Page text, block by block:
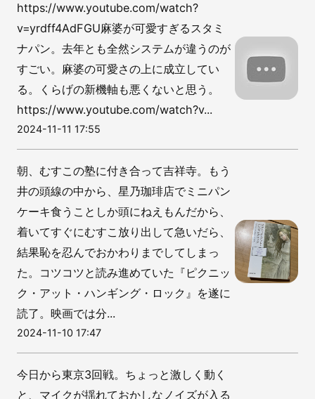
https://www.youtube.com/watch?
v=yrdff4AdFGU麻婆が可愛すぎるスタミ
ナパン。去年とも全然システムが違うのが
すごい。麻婆の可愛さの上に成立してい
る。くらげの新機軸も悪くないと思う。
https://www.youtube.com/watch?v...
2024-11-11 17:55
朝、むすこの塾に付き合って吉祥寺。もう
井の頭線の中から、星乃珈琲店でミニパン
ケーキ食うことしか頭にねえもんだから、
着いてすぐにむすこ放り出して急いだら、
結果恥を忍んでおかわりまでしてしまっ
た。コツコツと読み進めていた『ピクニッ
ク・アット・ハンギング・ロック』を遂に
読了。映画では分...
2024-11-10 17:47
今日から東京3回戦。ちょっと激しく動く
と、マイクが揺れておかしなノイズが入る